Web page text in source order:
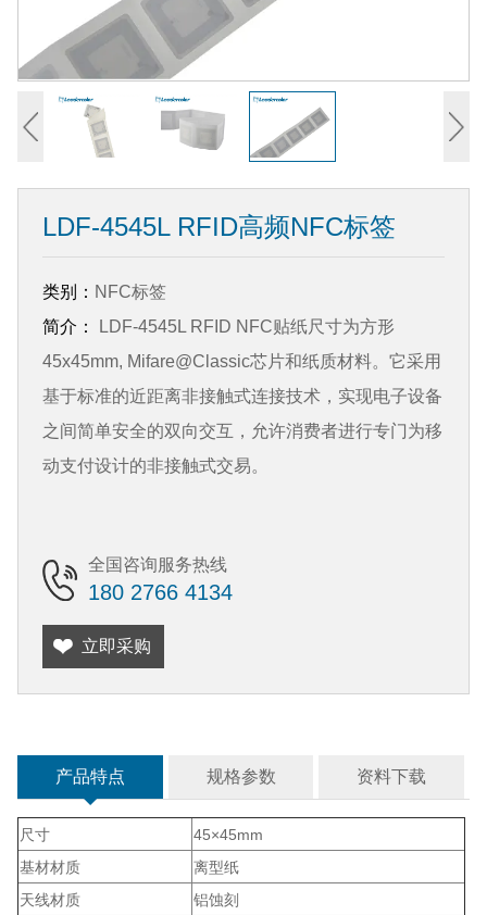
LDF-4545L RFID高频NFC标签
类别： NFC标签
简介：
LDF-4545L RFID NFC贴纸尺寸为方形
45x45mm, Mifare@Classic芯片和纸质材料。它采用
基于标准的近距离非接触式连接技术，实现电子设备
之间简单安全的双向交互，允许消费者进行专门为移
动支付设计的非接触式交易。
全国咨询服务热线
180 2766 4134
立即采购
产品特点 规格参数 资料下载
尺寸
45×45mm
基材材质
离型纸
天线材质
铝蚀刻